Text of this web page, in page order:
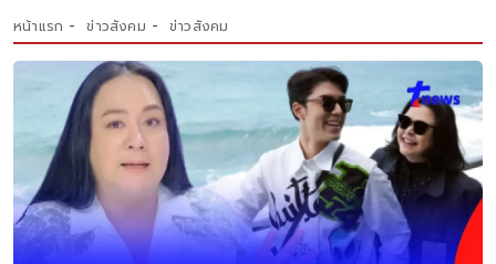
หน้าแรก ข่าวสังคม ข่าวสังคม